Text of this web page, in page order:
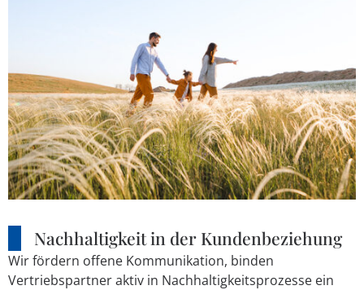
Nachhaltigkeit in der Kundenbeziehung
Wir fördern offene Kommunikation, binden
Vertriebspartner aktiv in Nachhaltigkeitsprozesse ein